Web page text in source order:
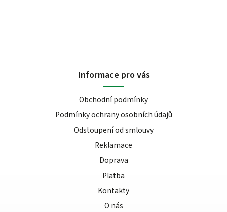
Informace pro vás
Obchodní podmínky
Podmínky ochrany osobních údajů
Odstoupení od smlouvy
Reklamace
Doprava
Platba
Kontakty
O nás